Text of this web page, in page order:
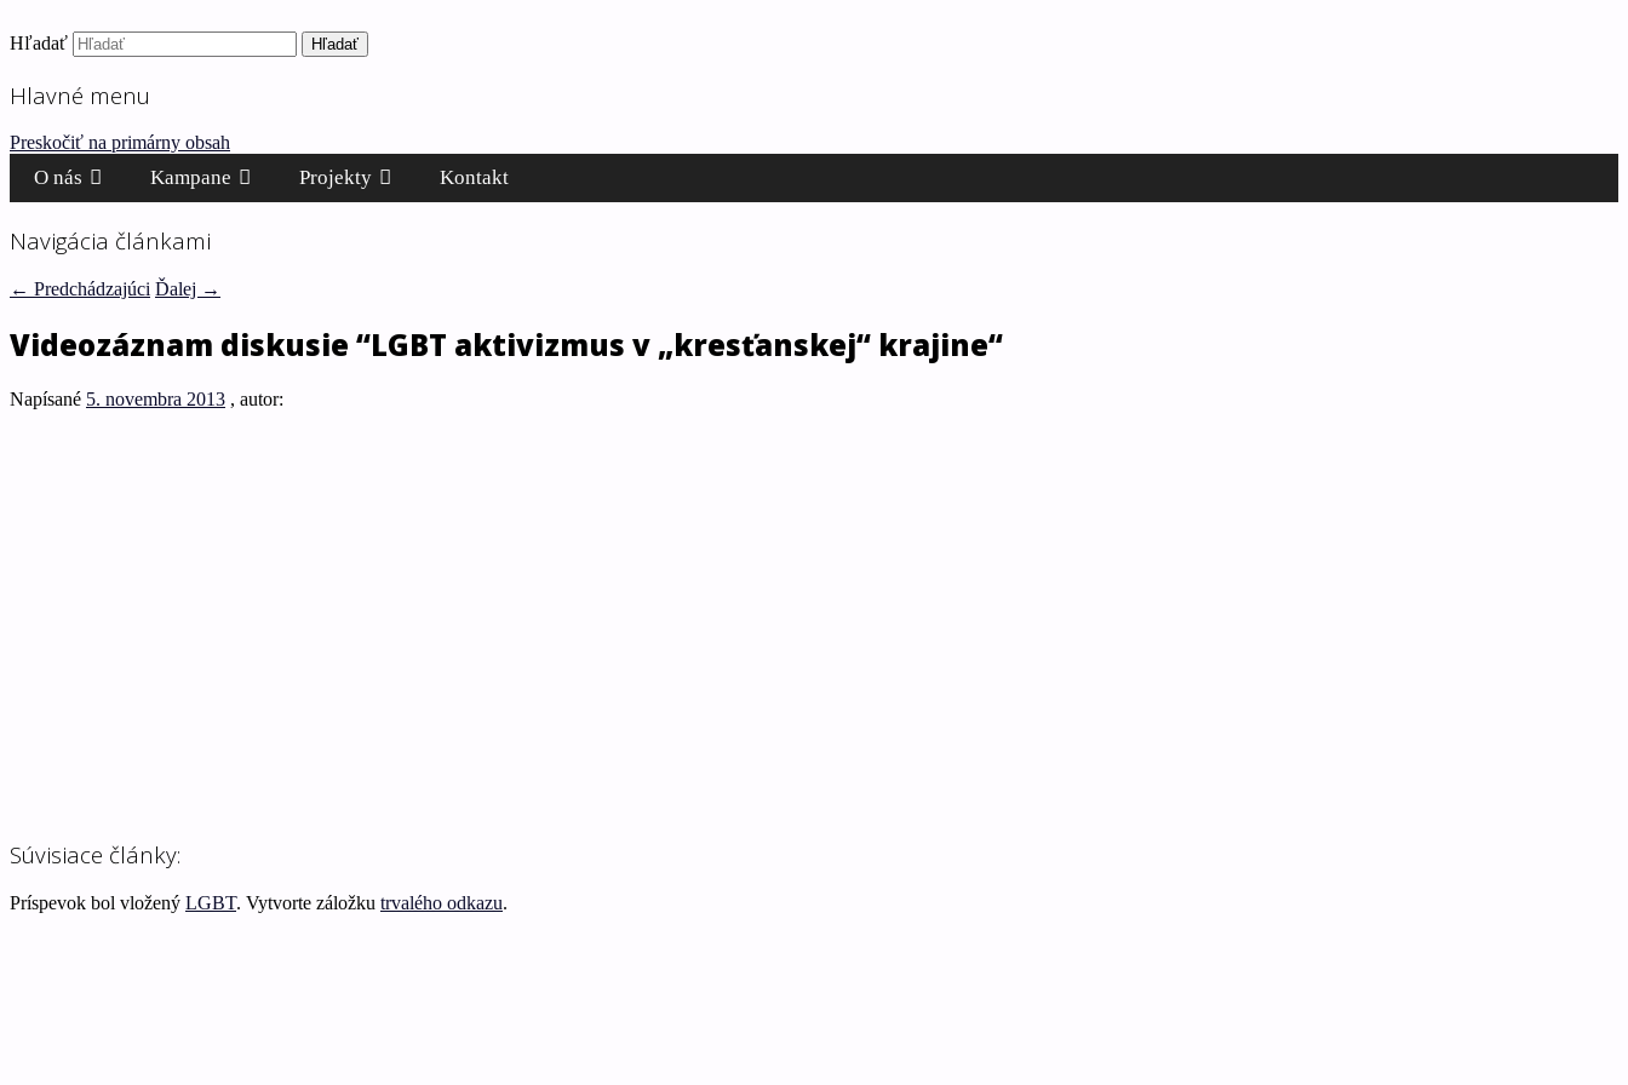
Inštitút ľudských práv – Human Rights Institute
Ľudské práva pre všetkých!
Hľadať
Hlavné menu
Preskočiť na primárny obsah
O nás Kampane Projekty Kontakt
Navigácia článkami
← Predchádzajúci Ďalej →
Videozáznam diskusie “LGBT aktivizmus v „kresťanskej“ krajine“
Napísané 5. novembra 2013 , autor:
Súvisiace články:
Príspevok bol vložený LGBT. Vytvorte záložku trvalého odkazu.